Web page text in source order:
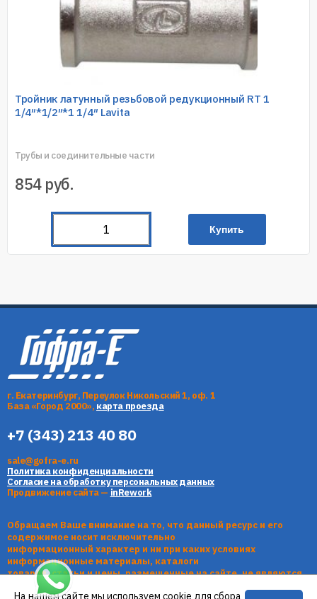
Тройник латунный резьбовой редукционный RT 1
1/4″*1/2″*1 1/4″ Lavita
Трубы и соединительные части
854 руб.
Купить
г. Екатеринбург, Переулок Никольский 1, оф. 1
База «Город 2000», карта проезда
+7 (343) 213 40 80
sale@gofra-e.ru
Политика конфиденциальности
Согласие на обработку персональных данных
Продвижение сайта — inRework
Обращаем Ваше внимание на то, что данный ресурс и его
содержимое носит исключительно
информационный характер и ни при каких условиях
информационные материалы, каталоги
товаров, статьи и цены, размещенные на сайте, не являются
публичной офертой, определяемой
На нашем сайте мы используем cookie для сбора